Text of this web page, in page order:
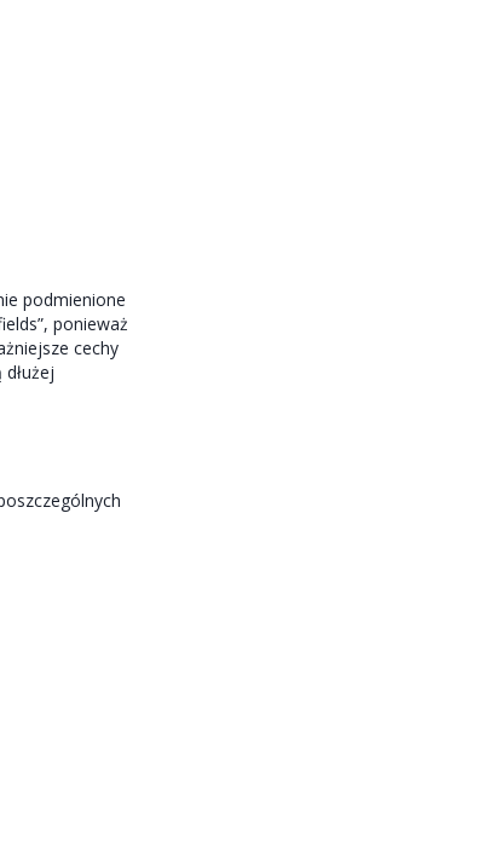
podmienione
ponieważ
cechy